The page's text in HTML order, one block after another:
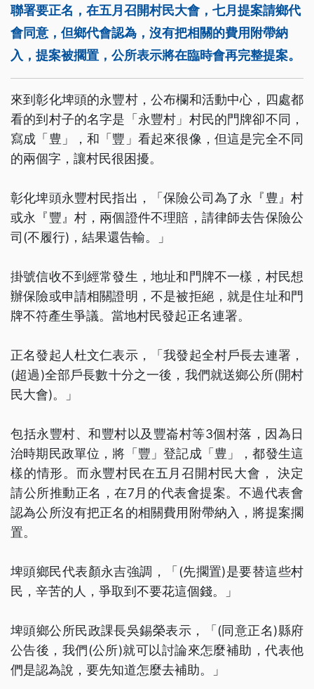
聯署要正名，在五月召開村民大會，七月提案請鄉代
會同意，但鄉代會認為，沒有把相關的費用附帶納
入，提案被擱置，公所表示將在臨時會再完整提案。
來到彰化埤頭的永豐村，公布欄和活動中心，四處都
看的到村子的名字是「永豐村」村民的門牌卻不同，
寫成「豊」，和「豐」看起來很像，但這是完全不同
的兩個字，讓村民很困擾。
彰化埤頭永豐村民指出，「保險公司為了永『豊』村
或永『豐』村，兩個證件不理賠，請律師去告保險公
司(不履行)，結果還告輸。」
掛號信收不到經常發生，地址和門牌不一樣，村民想
辦保險或申請相關證明，不是被拒絕，就是住址和門
牌不符產生爭議。當地村民發起正名連署。
正名發起人杜文仁表示，「我發起全村戶長去連署，
(超過)全部戶長數十分之一後，我們就送鄉公所(開村
民大會)。」
包括永豐村、和豐村以及豐崙村等3個村落，因為日
治時期民政單位，將「豐」登記成「豊」，都發生這
樣的情形。而永豐村民在五月召開村民大會， 決定
請公所推動正名，在7月的代表會提案。不過代表會
認為公所沒有把正名的相關費用附帶納入，將提案擱
置。
埤頭鄉民代表顏永吉強調，「(先擱置)是要替這些村
民，辛苦的人，爭取到不要花這個錢。」
埤頭鄉公所民政課長吳錫榮表示，「(同意正名)縣府
公告後，我們(公所)就可以討論來怎麼補助，代表他
們是認為說，要先知道怎麼去補助。」